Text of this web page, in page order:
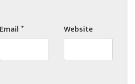
Email* Website